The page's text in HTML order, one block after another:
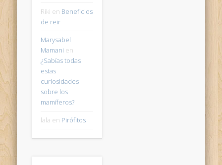
Riki en Beneficios
de reir
Marysabel
Mamani en
¿Sabías todas
estas
curiosidades
sobre los
mamíferos?
lala en Pirófitos